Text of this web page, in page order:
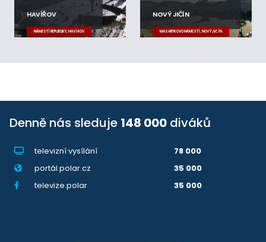
HAVÍŘOV
NÁMĚSTÍ REPUBLIKY, HAVÍŘOV
NOVÝ JIČÍN
MASARYKOVO NÁMĚSTÍ, NOVÝ JIČÍN
Denně nás sleduje 148 000 diváků
televizní vysílání
78 000
portál polar.cz
35 000
televize.polar
35 000